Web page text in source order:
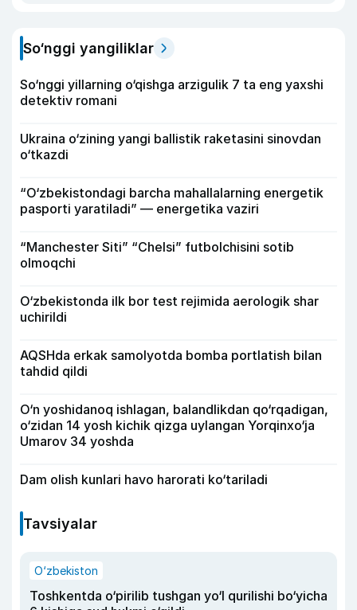
So‘nggi yangiliklar
So‘nggi yillarning o‘qishga arzigulik 7 ta eng yaxshi
detektiv romani
Ukraina o‘zining yangi ballistik raketasini sinovdan
o‘tkazdi
“O‘zbekistondagi barcha mahallalarning energetik
pasporti yaratiladi” — energetika vaziri
“Manchester Siti” “Chelsi” futbolchisini sotib
olmoqchi
O‘zbekistonda ilk bor test rejimida aerologik shar
uchirildi
AQSHda erkak samolyotda bomba portlatish bilan
tahdid qildi
O‘n yoshidanoq ishlagan, balandlikdan qo‘rqadigan,
o‘zidan 14 yosh kichik qizga uylangan Yorqinxo‘ja
Umarov 34 yoshda
Dam olish kunlari havo harorati ko‘tariladi
Tavsiyalar
O‘zbekiston
Toshkentda o‘pirilib tushgan yo‘l qurilishi bo‘yicha